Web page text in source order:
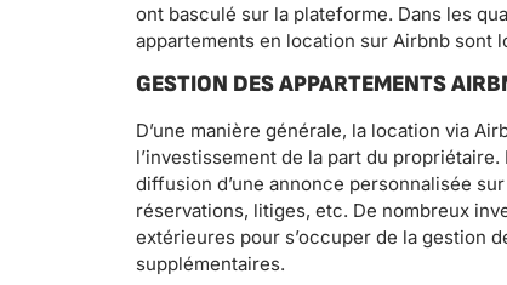
ont basculé sur la plateforme. Dans les
appartements en location sur Airbnb sont
GESTION DES APPARTEMENTS
D’une manière générale, la location via
l’investissement de la part du
diffusion d’une annonce personnalisée
réservations, litiges, etc. De nombreux
extérieures pour s’occuper de la gestion
supplémentaires.